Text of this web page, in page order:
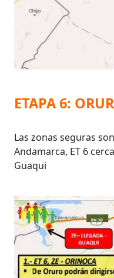
ETAPA 6:
Las zonas seguras
Andamarca, ET 6
Guaqui